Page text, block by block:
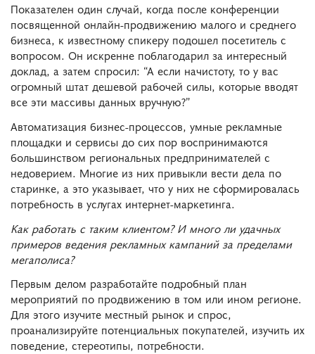
Показателен один случай, когда после конференции
посвященной онлайн-продвижению малого и среднего
бизнеса, к известному спикеру подошел посетитель с
вопросом. Он искренне поблагодарил за интересный
доклад, а затем спросил: “А если начистоту, то у вас
огромный штат дешевой рабочей силы, которые вводят
все эти массивы данных вручную?”
Автоматизация бизнес-процессов, умные рекламные
площадки и сервисы до сих пор воспринимаются
большинством региональных предпринимателей с
недоверием. Многие из них привыкли вести дела по
старинке, а это указывает, что у них не сформировалась
потребность в услугах интернет-маркетинга.
Как работать с таким клиентом? И много ли удачных
примеров ведения рекламных кампаний за пределами
мегаполиса?
Первым делом разработайте подробный план
мероприятий по продвижению в том или ином регионе.
Для этого изучите местный рынок и спрос,
проанализируйте потенциальных покупателей, изучить их
поведение, стереотипы, потребности.